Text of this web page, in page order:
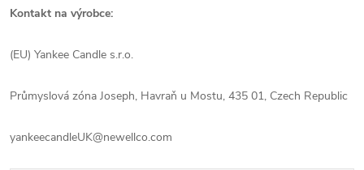
Kontakt na výrobce:
(EU) Yankee Candle s.r.o.
Průmyslová zóna Joseph, Havraň u Mostu, 435 01, Czech Republic
yankeecandleUK@newellco.com